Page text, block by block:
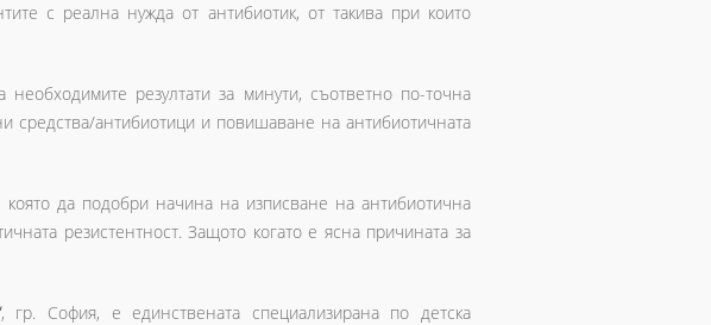
с реална нужда от антибиотик, от такива при които
резултати за минути, съответно по-точна
средства/антибиотици и повишаване на антибиотичната
която да подобри начина на изписване на антибиотична
резистентност. Защото когато е ясна причината за
, гр. София, e единствената специализирана по детска